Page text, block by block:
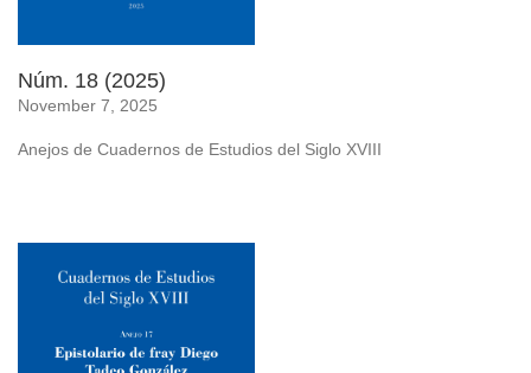
Núm. 18 (2025)
November 7, 2025
Anejos de Cuadernos de Estudios del Siglo XVIII